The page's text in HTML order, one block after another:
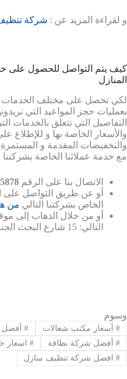
و لقراءة المزيد عن : شركة
كيف يتم التواصل للحصول
المنازل
لكي تحصل على مختلف الخدمات
بعمليات حجز المواعيد التي
التفاصيل التي تتعلق بالخدمات
والأسعار الخاصة بها و للإطلاع
والتخفيضات المقدمة و المستمرة
مع خدمة عملائنا الخاصة بشركتنا
الاتصال بنا على الرقم
أو عن طريق التواصل على
الخاص بشركتنا التالي من
أو من خلال الذهاب إلى
التالي: 15 شارع البحث الجنائي ، صقر قريش ، المعادي.
وسوم
#أسعار مكتب شغالات #أفضل
#أفضل شركة نظافة #اسعار
#افضل شركة تنظيف منازل